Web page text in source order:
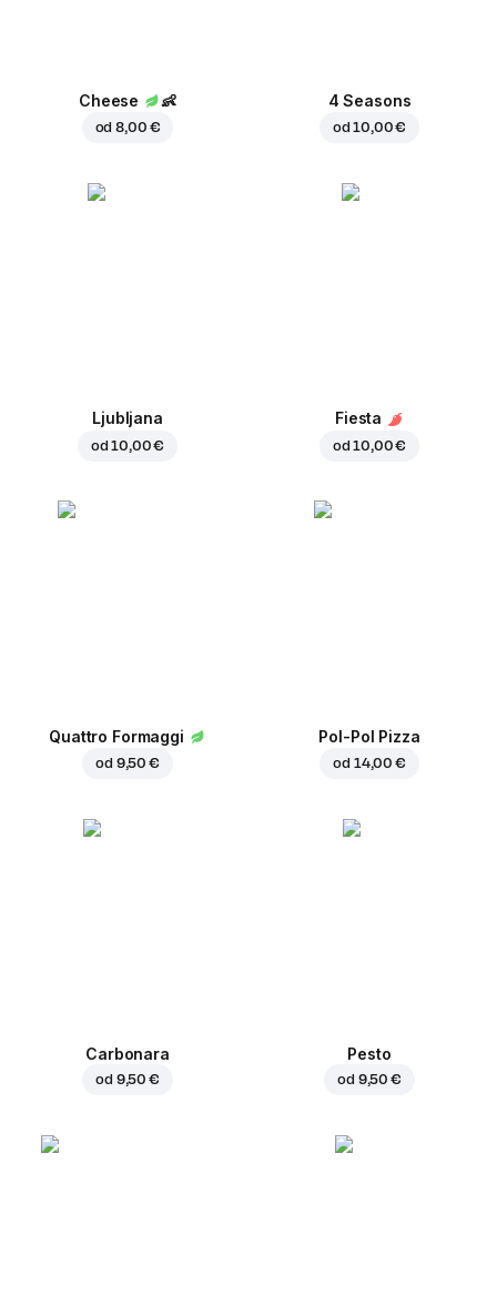
Cheese 👶
od8,00 €
4 Seasons
od10,00 €
Ljubljana
od10,00 €
Fiesta
od10,00 €
Quattro Formaggi
od 9,50 €
Pol-Pol Pizza
od 14,00 €
Carbonara
od 9,50 €
Pesto
od 9,50 €